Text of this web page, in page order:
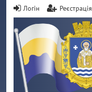
Логін Реєстрація